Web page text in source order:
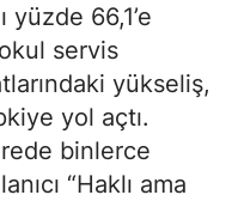
yüzde 66,1’e
servis
yükseliş,
yol açtı.
binlerce
“Haklı ama